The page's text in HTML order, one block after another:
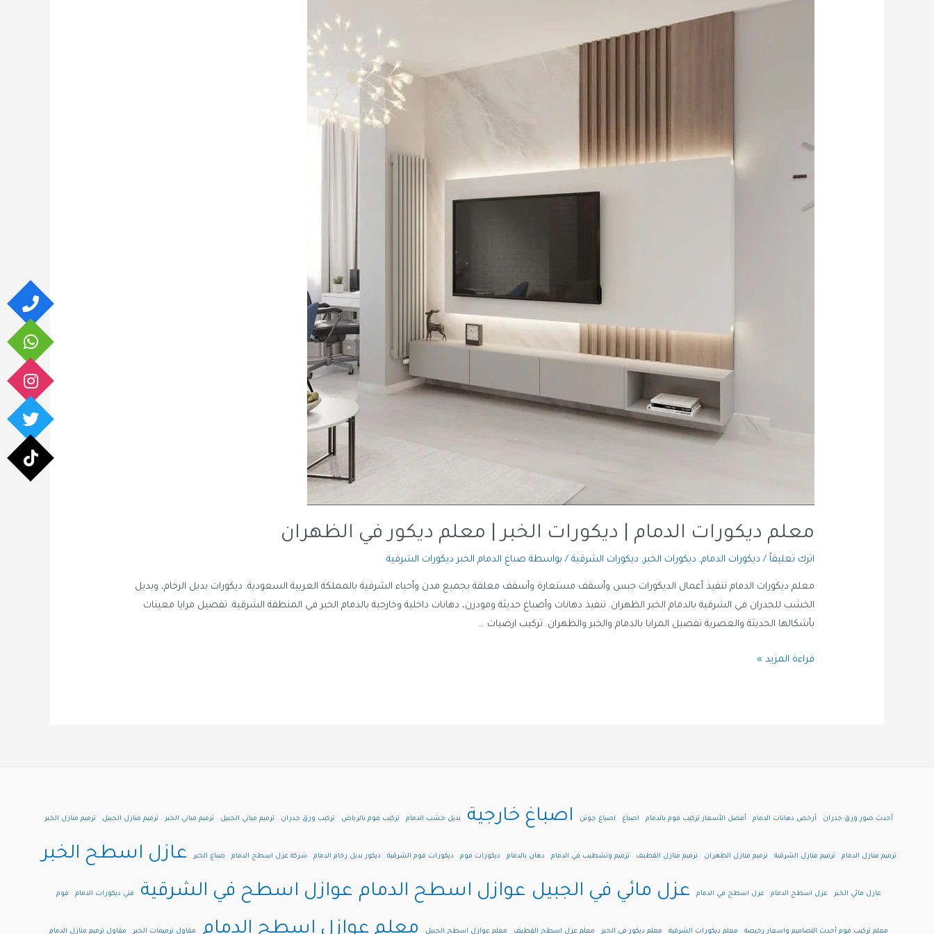
معلم ديكورات الدمام | ديكورات الخبر | معلم ديكور في الظهران
اترك تعليقاً / ديكورات الدمام, ديكورات الخبر, ديكورات الشرقية / بواسطة صباغ الدمام الخبر ديكورات الشرقية
معلم ديكورات الدمام تنفيذ أعمال الديكورات جبس وأسقف مستعارة وأسقف معلقة بجميع مدن وأحياء الشرقية بالمملكة العربية السعودية. ديكورات بديل الرخام، وبديل
الخشب للجدران في الشرقية بالدمام الخبر الظهران. تنفيذ دهانات وأصباغ حديثة ومودرن، دهانات داخلية وخارجية بالدمام الخبر في المنطقة الشرقية. تفصيل مرايا معينات
بأشكالها الحديثة والعصرية تفصيل المرايا بالدمام والخبر والظهران. تركيب ارضيات …
معلم
قراءة المزيد »
أحدث صور ورق جدران أرخص دهانات الدمام أفضل الأسعار تركيب فوم بالدمام اصباغ اصباغ جوتن اصباغ خارجية بديل خشب الدمام تركيب فوم بالرياض تركيب ورق جدران ترميم مباني الجبيل ترميم مباني الخبر ترميم منازل الجبيل ترميم منازل الخبر
ترميم منازل الدمام ترميم منازل الشرقية ترميم منازل الظهران ترميم منازل القطيف ترميم وتشطيب في الدمام دهان بالدمام ديكورات فوم ديكورات فوم الشرقية ديكور بديل رخام الدمام شركة عزل اسطح الدمام صباغ الخبر عازل اسطح الخبر
عازل مائي الخبر عزل اسطح الدمام عزل اسطح في الدمام عزل مائي في الجبيل عوازل اسطح الدمام عوازل اسطح في الشرقية فني ديكورات الدمام فوم
معلم تركيب فوم أحدث التصاميم واسعار رخيصة معلم ديكورات الشرقية معلم ديكور في الخبر معلم عزل اسطح القطيف معلم عوازل اسطح الجبيل معلم عوازل اسطح الدمام مقاول ترميمات الخبر مقاول ترميم منازل الدمام